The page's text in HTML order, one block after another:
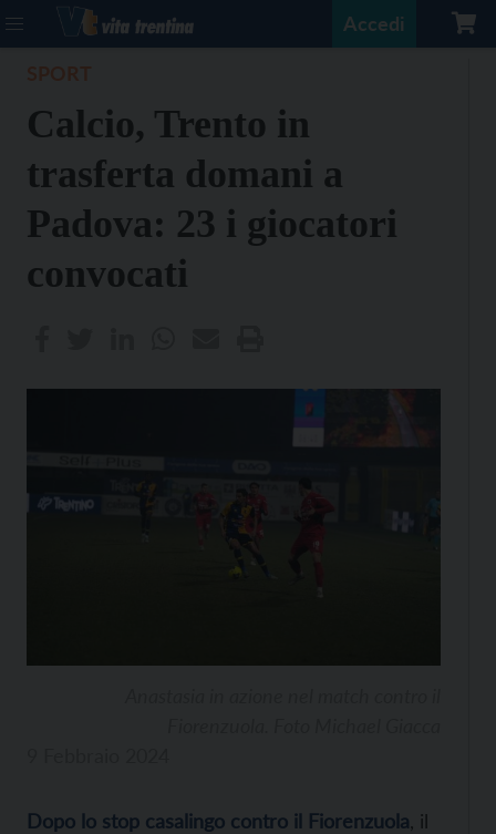
Accedi
Calcio, Trento in
trasferta domani a
Padova: 23 i giocatori
convocati
Dopo lo stop casalingo contro il Fiorenzuola , il